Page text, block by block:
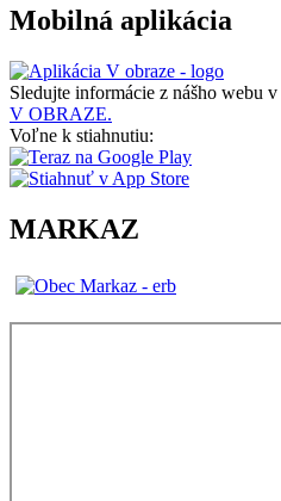
Mobilná aplikácia
Sledujte informácie z nášho webu v
V OBRAZE.
Voľne k stiahnutiu:
MARKAZ